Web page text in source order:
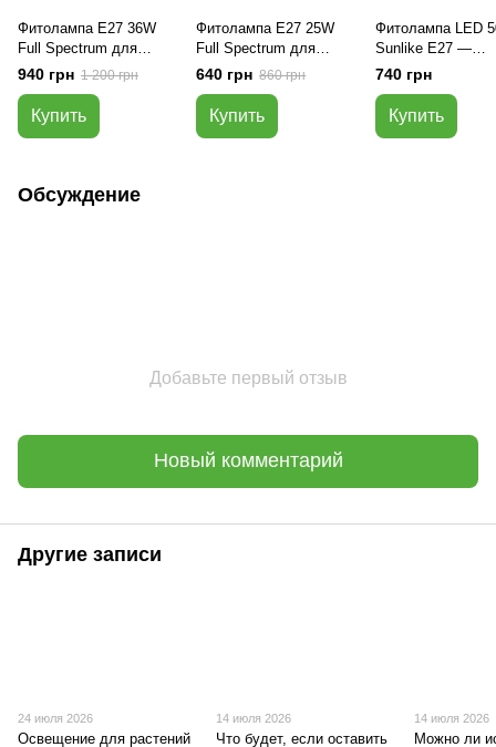
Фитолампа E27 36W
Full Spectrum для
растений RPD
940 грн 1 200 грн
Купить
Фитолампа E27 25W
Full Spectrum для
теплиц RPD-UFO
640 грн 860 грн
Купить
Фитолампа LED
Sunlike E27 —
холодный белый
740 грн
Купить
Обсуждение
Добавьте первый отзыв
Новый комментарий
Другие записи
24 июля 2026
Освещение для растений
14 июля 2026
Что будет, если оставить
14 июля 2026
Можно ли